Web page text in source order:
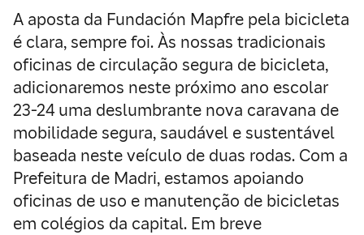
A aposta da Fundación Mapfre pela bicicleta
é clara, sempre foi. Às nossas tradicionais
oficinas de circulação segura de bicicleta,
adicionaremos neste próximo ano escolar
23-24 uma deslumbrante nova caravana de
mobilidade segura, saudável e sustentável
baseada neste veículo de duas rodas. Com a
Prefeitura de Madri, estamos apoiando
oficinas de uso e manutenção de bicicletas
em colégios da capital. Em breve